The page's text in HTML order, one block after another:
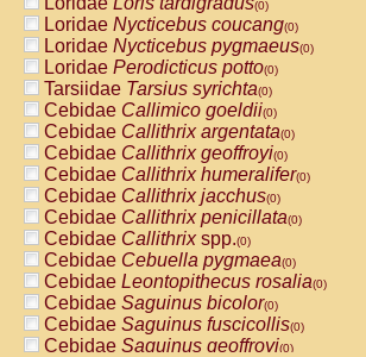
(0)
Loridae Nycticebus coucang(0)
Loridae Nycticebus pygmaeus(0)
Loridae Perodicticus potto(0)
Tarsiidae Tarsius syrichta(0)
Cebidae Callimico goeldii(0)
Cebidae Callithrix argentata(0)
Cebidae Callithrix geoffroyi(0)
Cebidae Callithrix humeralifer(0)
Cebidae Callithrix jacchus(0)
Cebidae Callithrix penicillata(0)
Cebidae Callithrixspp.(0)
Cebidae Cebuella pygmaea(0)
Cebidae Leontopithecus rosalia(0)
Cebidae Saguinus bicolor(0)
Cebidae Saguinus fuscicollis(0)
Cebidae Saguinus geoffroyi(0)